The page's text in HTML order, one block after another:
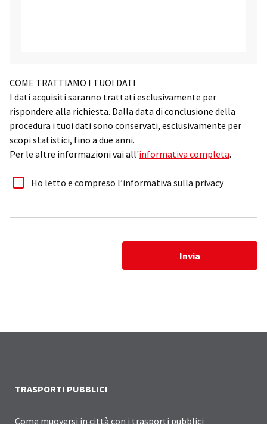
COME TRATTIAMO I TUOI DATI
I dati acquisiti saranno trattati esclusivamente per
rispondere alla richiesta. Dalla data di conclusione della
procedura i tuoi dati sono conservati, esclusivamente per
scopi statistici, fino a due anni.
Per le altre informazioni vai all'informativa completa.
Ho letto e compreso l’informativa sulla privacy
Invia
TRASPORTI PUBBLICI
Come muoversi in città con i trasporti pubblici